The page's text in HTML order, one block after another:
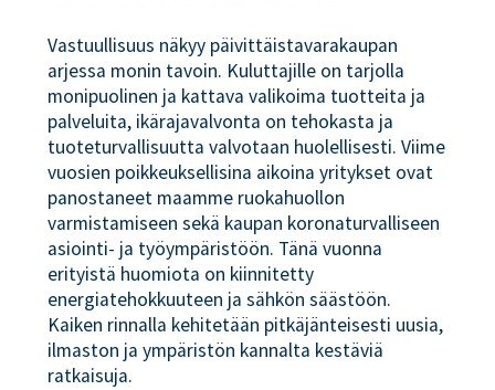
Vastuullisuus näkyy päivittäistavarakaupan
arjessa monin tavoin. Kuluttajille on tarjolla
monipuolinen ja kattava valikoima tuotteita ja
palveluita, ikärajavalvonta on tehokasta ja
tuoteturvallisuutta valvotaan huolellisesti. Viime
vuosien poikkeuksellisina aikoina yritykset ovat
panostaneet maamme ruokahuollon
varmistamiseen sekä kaupan koronaturvalliseen
asiointi- ja työympäristöön. Tänä vuonna
erityistä huomiota on kiinnitetty
energiatehokkuuteen ja sähkön säästöön.
Kaiken rinnalla kehitetään pitkäjänteisesti uusia,
ilmaston ja ympäristön kannalta kestäviä
ratkaisuja.